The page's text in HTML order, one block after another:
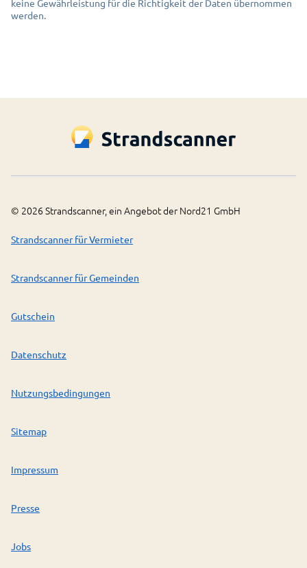
keine Gewährleistung für die Richtigkeit der Daten übernommen
werden.
© 2026 Strandscanner, ein Angebot der Nord21 GmbH
Strandscanner für Vermieter
Strandscanner für Gemeinden
Gutschein
Datenschutz
Nutzungsbedingungen
Sitemap
Impressum
Presse
Jobs